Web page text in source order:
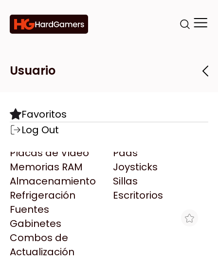
Categorías
Componentes
Motherboards
Microprocesadores
Placas de Video
Memorias RAM
Almacenamiento
Refrigeración
Fuentes
Gabinetes
Combos de
Actualización
Pads
Joysticks
Sillas
Escritorios
Marcas
Todas las Marcas
AMD
AULA
Acer
Adata
AeroCool
Antec
Arkham
Asrock
Tiendas
Destacadas
Usuario
Favoritos
Log Out
MOTHERBOARD ASUS PRIME B850M-A
WIFI AM5 DDR5